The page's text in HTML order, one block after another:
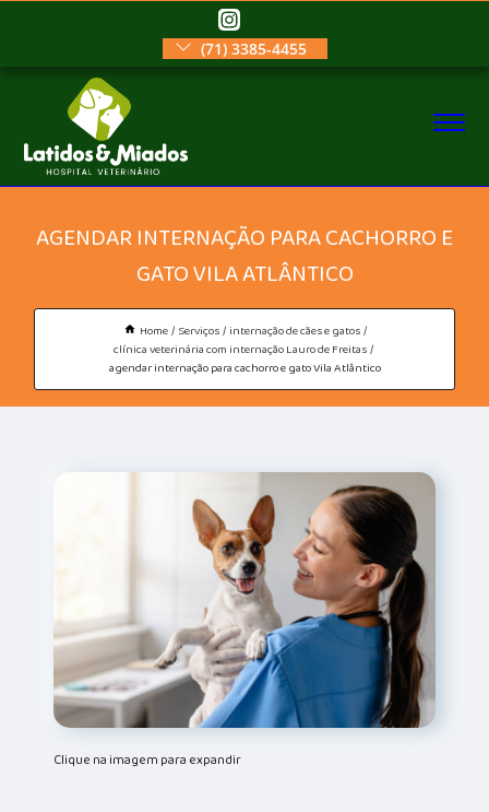
(71) 3385-4455
AGENDAR INTERNAÇÃO PARA CACHORRO E
GATO VILA ATLÂNTICO
Home Serviços
internação de cães e gatos
clínica veterinária com internação Lauro de Freitas
agendar internação para cachorro e gato Vila Atlântico
Clique na imagem para expandir